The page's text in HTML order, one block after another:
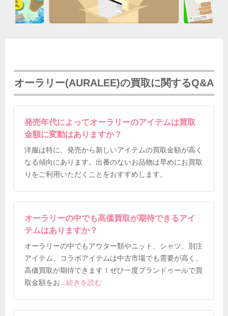
オーラリー(AURALEE)の買取に関するQ&A
発売年代によってオーラリーのアイテムは買取
金額に変動はありますか？
洋服は特に、発売から新しいアイテムの買取金額が高く
なる傾向にあります。出番のないお品物は早めにお買取
りをご利用いただくことをおすすめします。
オーラリーの中でも高価買取が期待できるアイ
テムはありますか？
オーラリーの中でもアウター類やニット、シャツ、別注
アイテム、コラボアイテムは中古市場でも需要が高く、
高価買取が期待できます！ぜひ一度ブランドゥールで買
取金額をお...続きを読む